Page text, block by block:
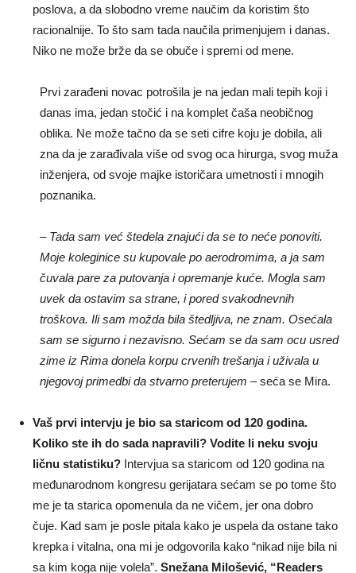
poslova, a da slobodno vreme naučim da koristim što
racionalnije. To što sam tada naučila primenjujem i danas.
Niko ne može brže da se obuče i spremi od mene.
Prvi zarađeni novac potrošila je na jedan mali tepih koji i
danas ima, jedan stočić i na komplet čaša neobičnog
oblika. Ne može tačno da se seti cifre koju je dobila, ali
zna da je zarađivala više od svog oca hirurga, svog muža
inženjera, od svoje majke istoričara umetnosti i mnogih
poznanika.
– Tada sam već štedela znajući da se to neće ponoviti.
Moje koleginice su kupovale po aerodromima, a ja sam
čuvala pare za putovanja i opremanje kuće. Mogla sam
uvek da ostavim sa strane, i pored svakodnevnih
troškova. Ili sam možda bila štedljiva, ne znam. Osećala
sam se sigurno i nezavisno. Sećam se da sam ocu usred
zime iz Rima donela korpu crvenih trešanja i uživala u
njegovoj primedbi da stvarno preterujem – seća se Mira.
Vaš prvi intervju je bio sa staricom od 120 godina.
Koliko ste ih do sada napravili? Vodite li neku svoju
ličnu statistiku? Intervjua sa staricom od 120 godina na
međunarodnom kongresu gerijatara sećam se po tome što
me je ta starica opomenula da ne vičem, jer ona dobro
čuje. Kad sam je posle pitala kako je uspela da ostane tako
krepka i vitalna, ona mi je odgovorila kako “nikad nije bila ni
sa kim koga nije volela”. Snežana Milošević, “Readers